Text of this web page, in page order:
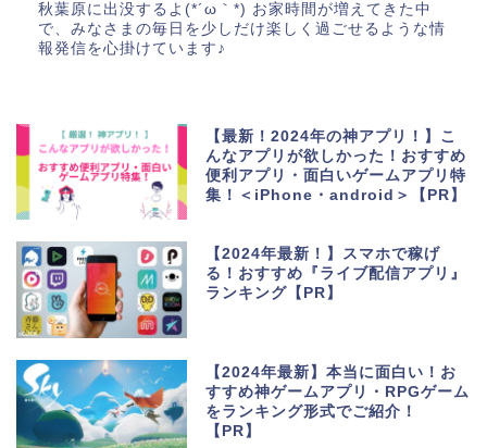
秋葉原に出没するよ(*´ω｀*) お家時間が増えてきた中
で、みなさまの毎日を少しだけ楽しく過ごせるような情
報発信を心掛けています♪
【最新！2024年の神アプリ！】こ
んなアプリが欲しかった！おすすめ
便利アプリ・面白いゲームアプリ特
集！＜iPhone・android＞【PR】
【2024年最新！】スマホで稼げ
る！おすすめ『ライブ配信アプリ』
ランキング【PR】
【2024年最新】本当に面白い！お
すすめ神ゲームアプリ・RPGゲーム
をランキング形式でご紹介！
【PR】